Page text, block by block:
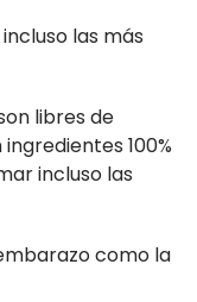
las más
libres de
100%
incluso las
como la